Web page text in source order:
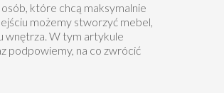
które chcą maksymalnie
możemy stworzyć mebel,
wnętrza. W tym artykule
podpowiemy, na co zwrócić